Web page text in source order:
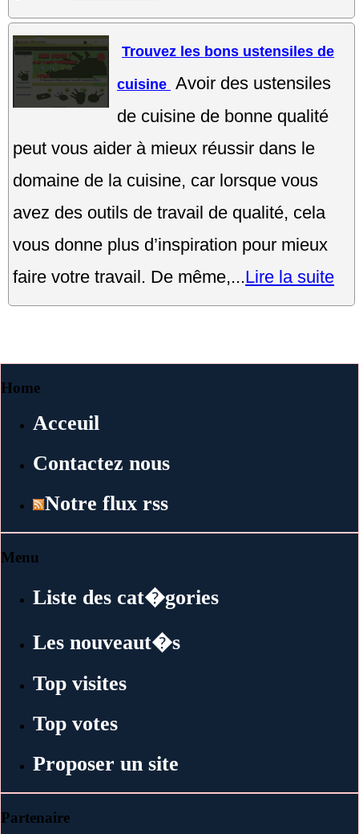
Trouvez les bons ustensiles de
cuisine Avoir des ustensiles
de cuisine de bonne qualité
peut vous aider à mieux réussir dans le
domaine de la cuisine, car lorsque vous
avez des outils de travail de qualité, cela
vous donne plus d’inspiration pour mieux
faire votre travail. De même,...Lire la suite
Home
Acceuil
Contactez nous
Notre flux rss
Menu
Liste des cat�gories
Les nouveaut�s
Top visites
Top votes
Proposer un site
Partenaire